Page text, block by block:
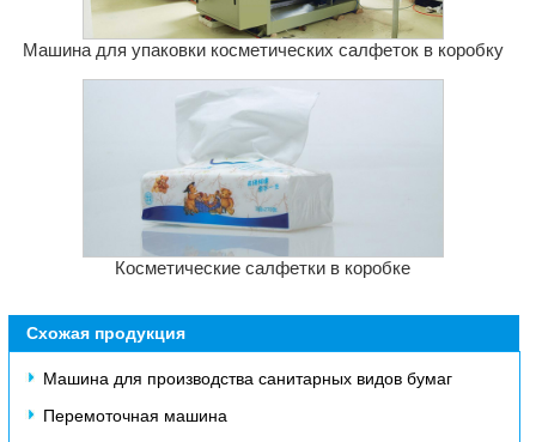
Машина для упаковки косметических салфеток в коробку
Косметические салфетки в коробке
Схожая продукция
Машина для производства санитарных видов бумаг
Перемоточная машина